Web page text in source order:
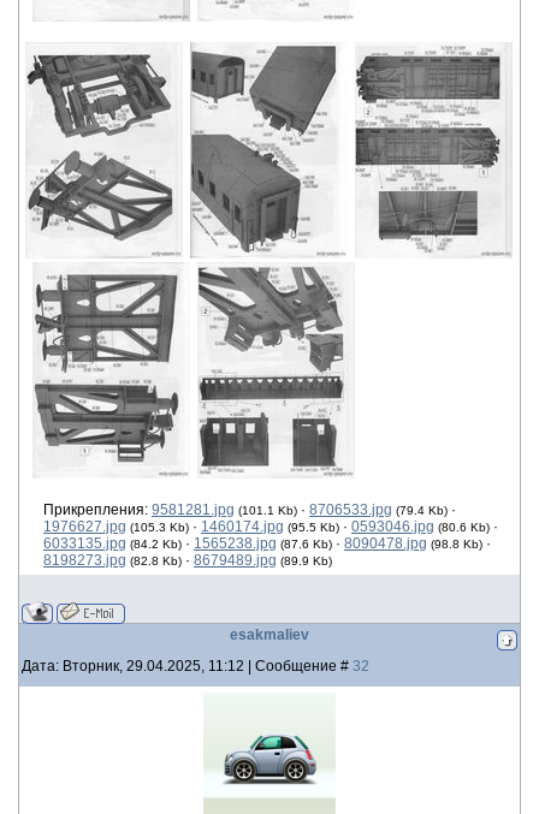
Прикрепления: 9581281.jpg (101.1 Kb) · 8706533.jpg (79.4 Kb) ·
1976627.jpg (105.3 Kb) · 1460174.jpg (95.5 Kb) · 0593046.jpg (80.6 Kb) ·
6033135.jpg (84.2 Kb) · 1565238.jpg (87.6 Kb) · 8090478.jpg (98.8 Kb) ·
8198273.jpg (82.8 Kb) · 8679489.jpg (89.9 Kb)
esakmaliev
Дата: Вторник, 29.04.2025, 11:12 | Сообщение # 32